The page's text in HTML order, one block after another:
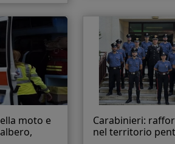
moto e
Carabinieri:
nel territorio